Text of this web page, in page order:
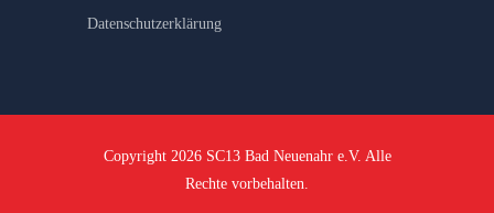
Datenschutzerklärung
Copyright 2026 SC13 Bad Neuenahr e.V. Alle
Rechte vorbehalten.